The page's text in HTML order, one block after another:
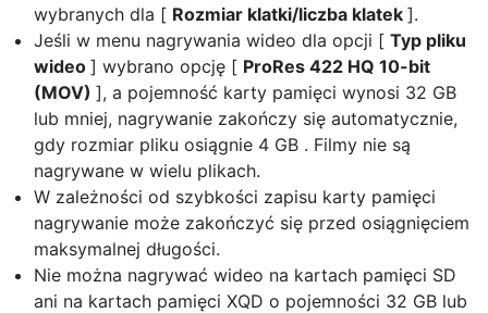
wybranych dla [ Rozmiar klatki/liczba klatek ].
Jeśli w menu nagrywania wideo dla opcji [ Typ pliku
wideo ] wybrano opcję [ ProRes 422 HQ 10-bit
(MOV) ], a pojemność karty pamięci wynosi 32 GB
lub mniej, nagrywanie zakończy się automatycznie,
gdy rozmiar pliku osiągnie 4 GB . Filmy nie są
nagrywane w wielu plikach.
W zależności od szybkości zapisu karty pamięci
nagrywanie może zakończyć się przed osiągnięciem
maksymalnej długości.
Nie można nagrywać wideo na kartach pamięci SD
ani na kartach pamięci XQD o pojemności 32 GB lub